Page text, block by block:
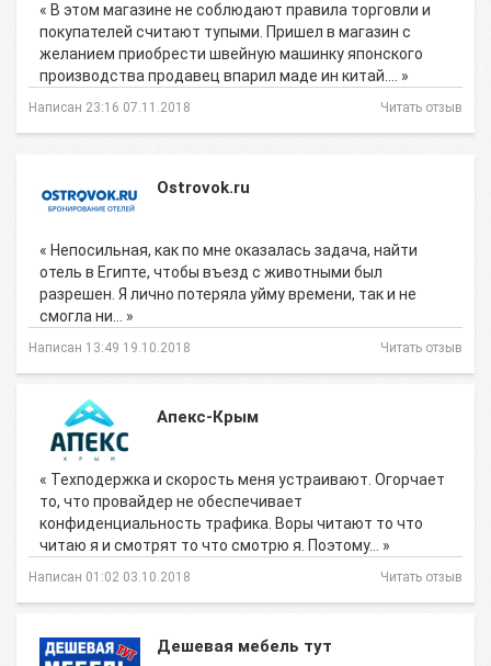
« В этом магазине не соблюдают правила торговли и
покупателей считают тупыми. Пришел в магазин с
желанием приобрести швейную машинку японского
производства продавец впарил маде ин китай.… »
Написан 23:16 07.11.2018 Читать отзыв
Ostrovok.ru
« Непосильная, как по мне оказалась задача, найти
отель в Египте, чтобы въезд с животными был
разрешен. Я лично потеряла уйму времени, так и не
смогла ни… »
Написан 13:49 19.10.2018 Читать отзыв
Апекс-Крым
« Техподержка и скорость меня устраивают. Огорчает
то, что провайдер не обеспечивает
конфиденциальность трафика. Воры читают то что
читаю я и смотрят то что смотрю я. Поэтому… »
Написан 01:02 03.10.2018 Читать отзыв
Дешевая мебель тут